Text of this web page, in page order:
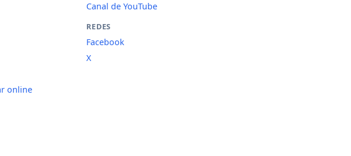
online
Canal de YouTube
REDES
Facebook
X